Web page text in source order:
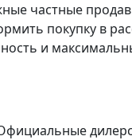
частные
покупку в
и